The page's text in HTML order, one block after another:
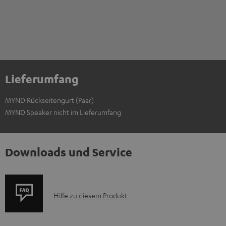
Lieferumfang
MYND Rückseitengurt (Paar)
MYND Speaker nicht im Lieferumfang
Downloads und Service
P
Hilfe zu diesem Produkt